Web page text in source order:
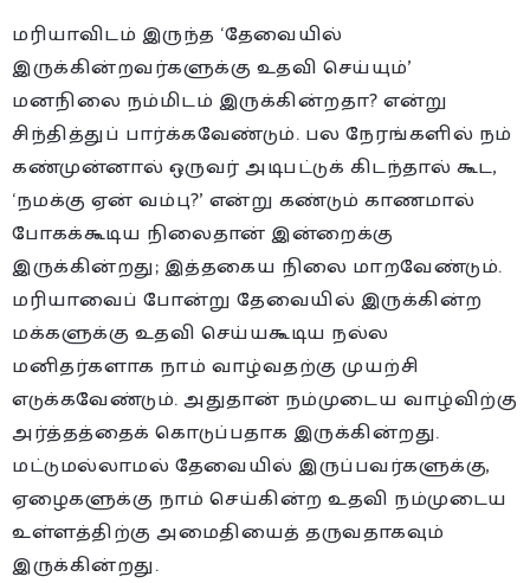
மரியாவிடம் இருந்த ‘தேவையில்
இருக்கின்றவர்களுக்கு உதவி செய்யும்’
மனநிலை நம்மிடம் இருக்கின்றதா? என்று
சிந்தித்துப் பார்க்கவேண்டும். பல நேரங்களில் நம்
கண்முன்னால் ஒருவர் அடிபட்டுக் கிடந்தால் கூட,
‘நமக்கு ஏன் வம்பு?’ என்று கண்டும் காணமால்
போகக்கூடிய நிலைதான் இன்றைக்கு
இருக்கின்றது; இத்தகைய நிலை மாறவேண்டும்.
மரியாவைப் போன்று தேவையில் இருக்கின்ற
மக்களுக்கு உதவி செய்யகூடிய நல்ல
மனிதர்களாக நாம் வாழ்வதற்கு முயற்சி
எடுக்கவேண்டும். அதுதான் நம்முடைய வாழ்விற்கு
அர்த்தத்தைக் கொடுப்பதாக இருக்கின்றது.
மட்டுமல்லாமல் தேவையில் இருப்பவர்களுக்கு,
ஏழைகளுக்கு நாம் செய்கின்ற உதவி நம்முடைய
உள்ளத்திற்கு அமைதியைத் தருவதாகவும்
இருக்கின்றது.